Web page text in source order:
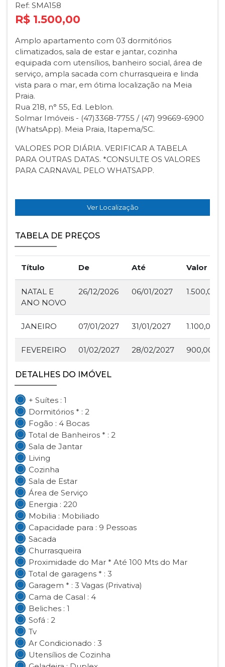
Ref: SMA158
R$ 1.500,00
Amplo apartamento com 03 dormitórios
climatizados, sala de estar e jantar, cozinha
equipada com utensílios, banheiro social, área de
serviço, ampla sacada com churrasqueira e linda
vista para o mar, em ótima localização na Meia
Praia.
Rua 218, n° 55, Ed. Leblon.
Solmar Imóveis - (47)3368-7755 / (47) 99669-6900
(WhatsApp). Meia Praia, Itapema/SC.
VALORES POR DIÁRIA. VERIFICAR A TABELA
PARA OUTRAS DATAS. *CONSULTE OS VALORES
PARA CARNAVAL PELO WHATSAPP.
Ver Localização
TABELA DE PREÇOS
Título De Até Valor
NATAL E
ANO NOVO
26/12/2026 06/01/2027 1.500,00
JANEIRO 07/01/2027 31/01/2027 1.100,00
FEVEREIRO 01/02/2027 28/02/2027 900,00
DETALHES DO IMÓVEL
+ Suítes : 1
Dormitórios * : 2
Fogão : 4 Bocas
Total de Banheiros * : 2
Sala de Jantar
Living
Cozinha
Sala de Estar
Área de Serviço
Energia : 220
Mobilia : Mobiliado
Capacidade para : 9 Pessoas
Sacada
Churrasqueira
Proximidade do Mar * Até 100 Mts do Mar
Total de garagens * : 3
Garagem * : 3 Vagas (Privativa)
Cama de Casal : 4
Beliches : 1
Sofá : 2
Tv
Ar Condicionado : 3
Utensílios de Cozinha